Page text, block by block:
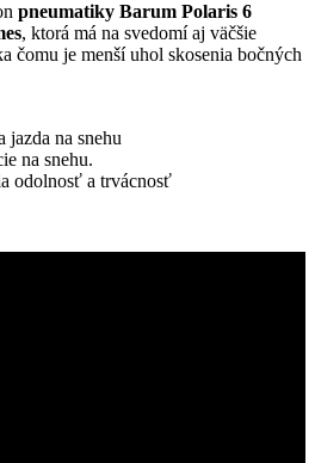
pneumatiky Barum Polaris 6
, ktorá má na svedomí aj väčšie
čomu je menší uhol skosenia bočných
jazda na snehu
na snehu.
odolnosť a trvácnosť